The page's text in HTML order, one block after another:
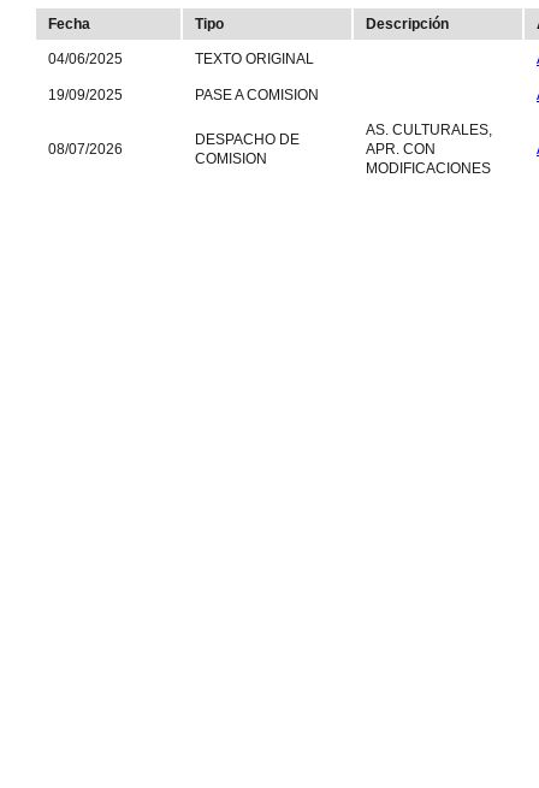
Fecha Tipo Descripción
04/06/2025 TEXTO ORIGINAL
19/09/2025 PASE A COMISION
08/07/2026
DESPACHO DE
COMISION
AS. CULTURALES,
APR. CON
MODIFICACIONES